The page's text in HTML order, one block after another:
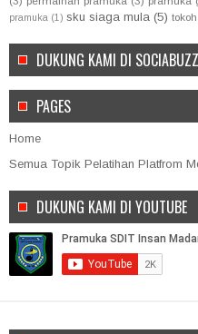
pramuka (1) sku siaga mula (5)
DUKUNG KAMI DI SOCIABUZZ
PAGES
Home
Semua Topik Pelatihan Platfrom
DUKUNG KAMI DI YOUTUBE